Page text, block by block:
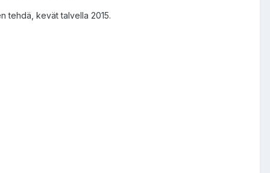
tehdä, kevät talvella 2015.